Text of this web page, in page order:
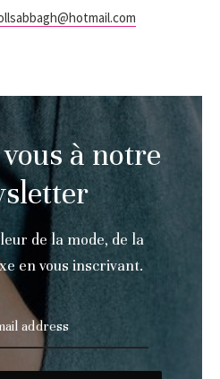
à notre
de la mode, de la
en vous inscrivant.